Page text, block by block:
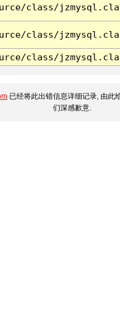
class/
class/
class/
已经将此出错信息详细记录, 由此
们深感歉意.